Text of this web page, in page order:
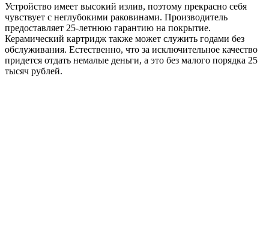
Устройство имеет высокий излив, поэтому прекрасно себя
чувствует с неглубокими раковинами. Производитель
предоставляет 25-летнюю гарантию на покрытие.
Керамический картридж также может служить годами без
обслуживания. Естественно, что за исключительное качество
придется отдать немалые деньги, а это без малого порядка 25
тысяч рублей.